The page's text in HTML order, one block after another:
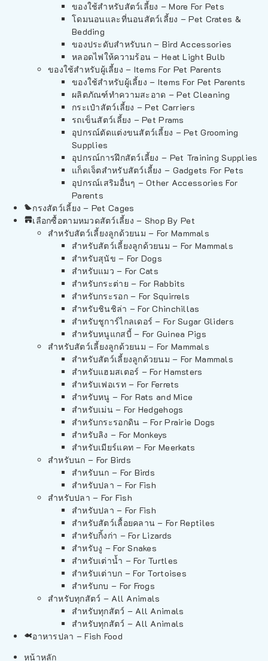
ของใช้สำหรับสัตว์เลี้ยง – More For Pets
โดมนอนและที่นอนสัตว์เลี้ยง – Pet Crates &
Bedding
ของประดับสำหรับนก – Bird Accessories
หลอดไฟให้ความร้อน – Heat Light Bulb
ของใช้สำหรับผู้เลี้ยง – Items For Pet Parents
ของใช้สำหรับผู้เลี้ยง – Items For Pet Parents
ผลิตภัณฑ์ทำความสะอาด – Pet Cleaning
กระเป๋าสัตว์เลี้ยง – Pet Carriers
รถเข็นสัตว์เลี้ยง – Pet Prams
อุปกรณ์ตัดแต่งขนสัตว์เลี้ยง – Pet Grooming
Supplies
อุปกรณ์การฝึกสัตว์เลี้ยง – Pet Training Supplies
แก็ดเจ็ตสำหรับสัตว์เลี้ยง – Gadgets For Pets
อุปกรณ์เสริมอื่นๆ – Other Accessories For
Parents
กรงสัตว์เลี้ยง – Pet Cages
เลือกซื้อตามหมวดสัตว์เลี้ยง – Shop By Pet
สำหรับสัตว์เลี้ยงลูกด้วยนม – For Mammals
สำหรับสัตว์เลี้ยงลูกด้วยนม – For Mammals
สำหรับสุนัข – For Dogs
สำหรับแมว – For Cats
สำหรับกระต่าย – For Rabbits
สำหรับกระรอก – For Squirrels
สำหรับชินชิล่า – For Chinchillas
สำหรับชูการ์ไกลเดอร์ – For Sugar Gliders
สำหรับหนูแกสบี้ – For Guinea Pigs
สำหรับสัตว์เลี้ยงลูกด้วยนม – For Mammals
สำหรับสัตว์เลี้ยงลูกด้วยนม – For Mammals
สำหรับแฮมสเตอร์ – For Hamsters
สำหรับเฟอเรท – For Ferrets
สำหรับหนู – For Rats and Mice
สำหรับเม่น – For Hedgehogs
สำหรับกระรอกดิน – For Prairie Dogs
สำหรับลิง – For Monkeys
สำหรับเมียร์แคท – For Meerkats
สำหรับนก – For Birds
สำหรับนก – For Birds
สำหรับปลา – For Fish
สำหรับปลา – For Fish
สำหรับปลา – For Fish
สำหรับสัตว์เลื้อยคลาน – For Reptiles
สำหรับกิ้งก่า – For Lizards
สำหรับงู – For Snakes
สำหรับเต่าน้ำ – For Turtles
สำหรับเต่าบก – For Tortoises
สำหรับกบ – For Frogs
สำหรับทุกสัตว์ – All Animals
สำหรับทุกสัตว์ – All Animals
สำหรับทุกสัตว์ – All Animals
อาหารปลา – Fish Food
หน้าหลัก